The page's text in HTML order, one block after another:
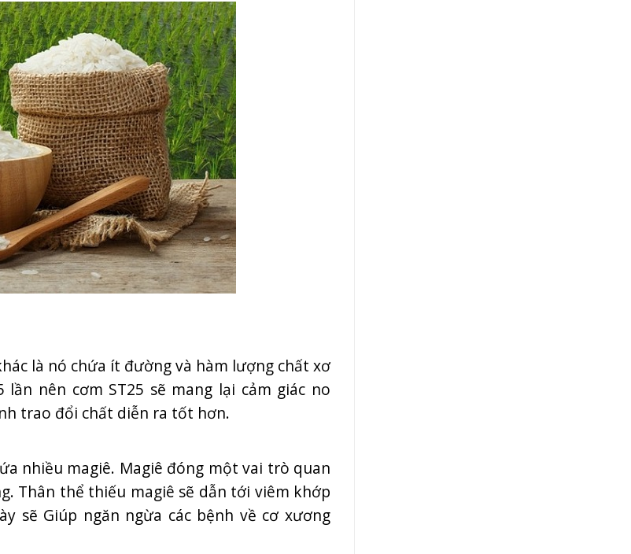
là nó chứa ít đường và hàm lượng chất xơ
nên cơm ST25 sẽ mang lại cảm giác no
trao đổi chất diễn ra tốt hơn.
nhiều magiê. Magiê đóng một vai trò quan
Thân thể thiếu magiê sẽ dẫn tới viêm khớp
sẽ Giúp ngăn ngừa các bệnh về cơ xương